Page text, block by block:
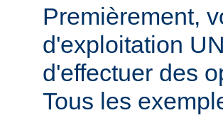
Premièrement,
d'exploitation
d'effectuer des
Tous les